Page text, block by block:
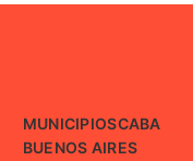
MUNICIPIOSCABA
BUENOS AIRES